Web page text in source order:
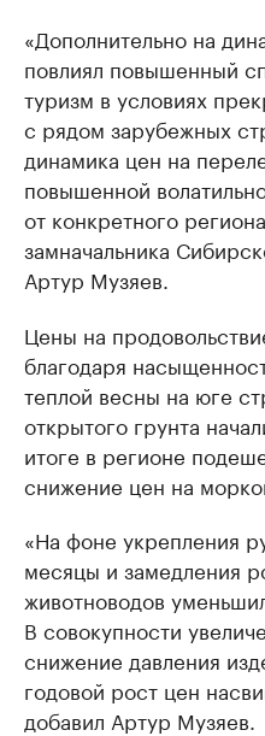
«Дополнительно на
повлиял повышенный
туризм в условиях
с рядом зарубежных
динамика цен на
повышенной
от конкретного
замначальника
Артур Музяев.
Цены на
благодаря
теплой весны на юге
открытого грунта
итоге в регионе
снижение цен на
«На фоне укрепления
месяцы и замедления
животноводов
В совокупности
снижение давления
годовой рост цен
добавил Артур Музяев.